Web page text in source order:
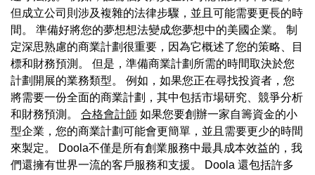
但成立公司則涉及複雜的法律步驟，並且可能需要更長的時
間。 準備好將您的夢想想法變成您夢想中的美國企業。 制
定深思熟慮的商業計劃很重要，因為它概述了您的策略、目
標和財務預測。 但是，準備商業計劃所需的時間取決於您
計劃開展的業務類型。 例如，如果您正在尋找投資者，您
將需要一份全面的商業計劃，其中包括市場研究、競爭分析
和財務預測。 合格會計師 如果您要創辦一家自籌資金的小
型企業，您的商業計劃可能會更簡單，並且需要更少的時間
來製定。 Doola不僅是所有創業服務中最具成本效益的，我
們還擁有世界一流的客戶服務和支援。 Doola 還包括許多